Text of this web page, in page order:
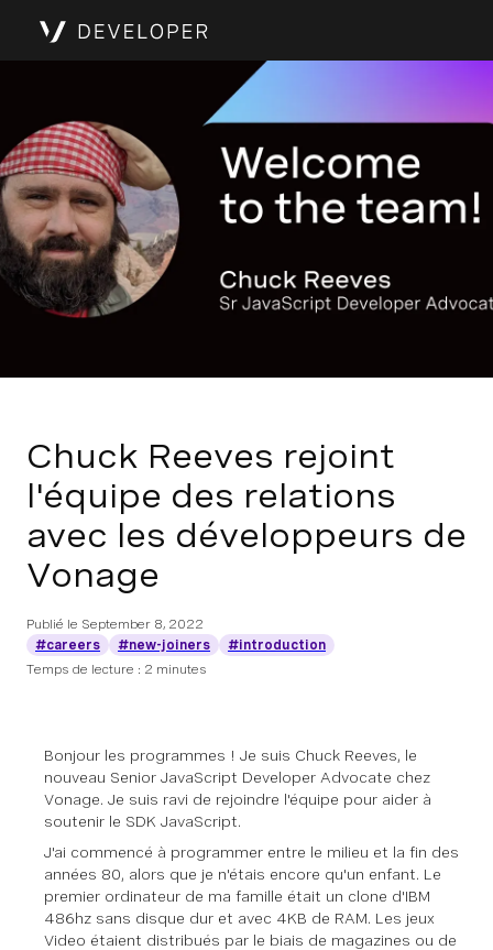
Chuck Reeves rejoint
l'équipe des relations
avec les développeurs de
Vonage
Publié le September 8, 2022
#careers
#new-joiners
#introduction
Temps de lecture : 2 minutes
Bonjour les programmes ! Je suis Chuck Reeves, le
nouveau Senior JavaScript Developer Advocate chez
Vonage. Je suis ravi de rejoindre l'équipe pour aider à
soutenir le SDK JavaScript.
J'ai commencé à programmer entre le milieu et la fin des
années 80, alors que je n'étais encore qu'un enfant. Le
premier ordinateur de ma famille était un clone d'IBM
486hz sans disque dur et avec 4KB de RAM. Les jeux
Video étaient distribués par le biais de magazines ou de